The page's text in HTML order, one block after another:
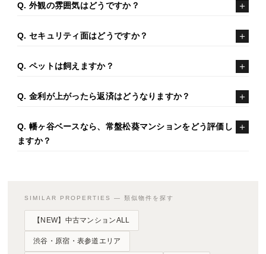
Q. 外観の雰囲気はどうですか？
Q. セキュリティ面はどうですか？
Q. ペットは飼えますか？
Q. 金利が上がったら返済はどうなりますか？
Q. 幡ヶ谷ベースなら、常盤松葵マンションをどう評価し
ますか？
SIMILAR PROPERTIES — 類似物件を探す
【NEW】中古マンションALL
渋谷・原宿・表参道エリア